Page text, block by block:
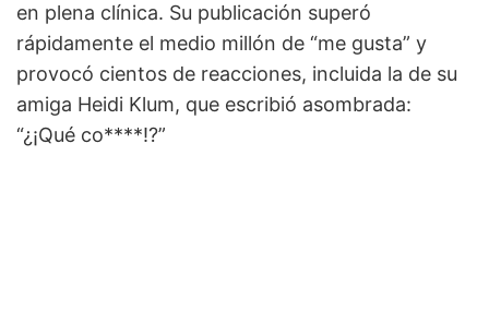
en plena clínica. Su publicación superó
rápidamente el medio millón de “me gusta” y
provocó cientos de reacciones, incluida la de su
amiga Heidi Klum, que escribió asombrada:
“¿¡Qué co****!?”